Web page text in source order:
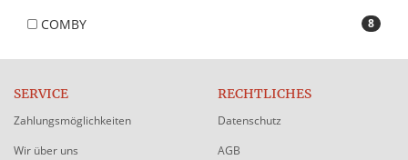
8
COMBY
SERVICE
Zahlungsmöglichkeiten
Wir über uns
RECHTLICHES
Datenschutz
AGB